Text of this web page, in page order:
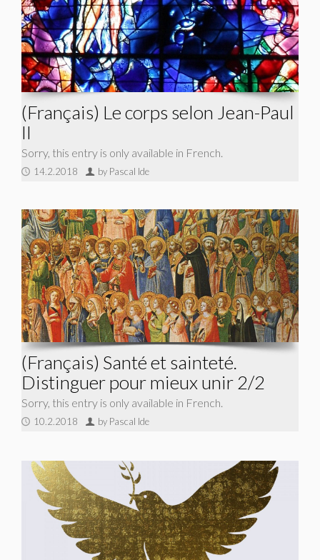
(Français) Le corps selon Jean-Paul
II
Sorry, this entry is only available in French.
14.2.2018 by Pascal Ide
(Français) Santé et sainteté.
Distinguer pour mieux unir 2/2
Sorry, this entry is only available in French.
10.2.2018 by Pascal Ide